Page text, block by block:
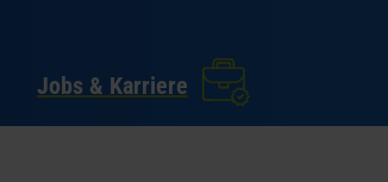
Jobs & Karriere